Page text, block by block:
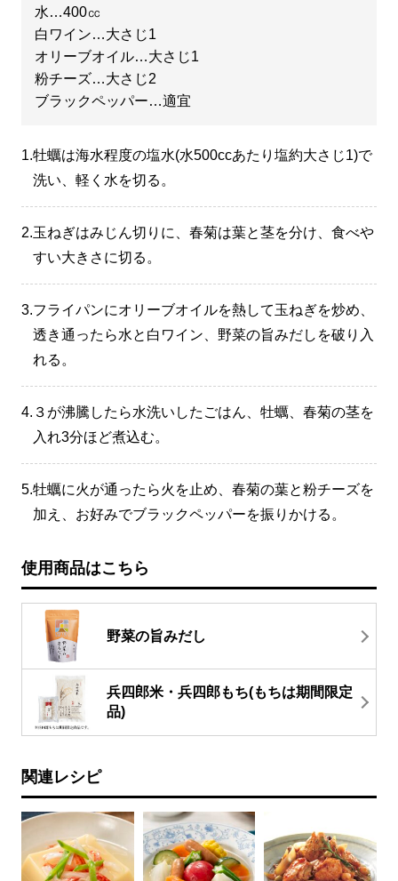
水…400㏄
白ワイン…大さじ1
オリーブオイル…大さじ1
粉チーズ…大さじ2
ブラックペッパー…適宜
1.牡蠣は海水程度の塩水(水500ccあたり塩約大さじ1)で
洗い、軽く水を切る。
2.玉ねぎはみじん切りに、春菊は葉と茎を分け、食べや
すい大きさに切る。
3.フライパンにオリーブオイルを熱して玉ねぎを炒め、
透き通ったら水と白ワイン、野菜の旨みだしを破り入
れる。
4. ３が沸騰したら水洗いしたごはん、牡蠣、春菊の茎を
入れ3分ほど煮込む。
5.牡蠣に火が通ったら火を止め、春菊の葉と粉チーズを
加え、お好みでブラックペッパーを振りかける。
使用商品はこちら
野菜の旨みだし
兵四郎米・兵四郎もち(もちは期間限定
品)
関連レシピ